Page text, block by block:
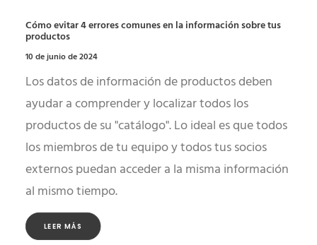
Cómo evitar 4 errores comunes en la información sobre tus
productos
10 de junio de 2024
Los datos de información de productos deben
ayudar a comprender y localizar todos los
productos de su "catálogo". Lo ideal es que todos
los miembros de tu equipo y todos tus socios
externos puedan acceder a la misma información
al mismo tiempo.
LEER MÁS